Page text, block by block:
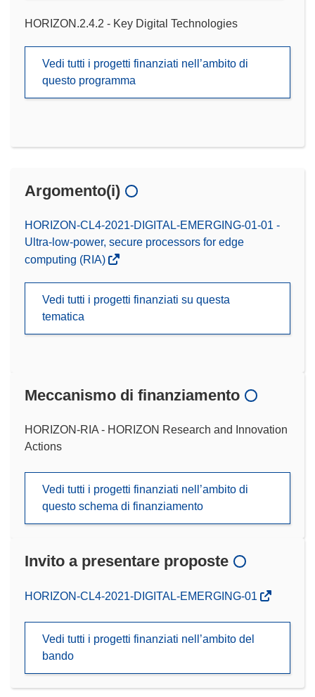
HORIZON.2.4.2 - Key Digital Technologies
Vedi tutti i progetti finanziati nell’ambito di
questo programma
Argomento(i)
HORIZON-CL4-2021-DIGITAL-EMERGING-01-01 -
Ultra-low-power, secure processors for edge
computing (RIA)
Vedi tutti i progetti finanziati su questa
tematica
Meccanismo di finanziamento
HORIZON-RIA - HORIZON Research and Innovation
Actions
Vedi tutti i progetti finanziati nell’ambito di
questo schema di finanziamento
Invito a presentare proposte
(si
nuova
HORIZON-CL4-2021-DIGITAL-EMERGING-01
Vedi tutti i progetti finanziati nell’ambito del
bando